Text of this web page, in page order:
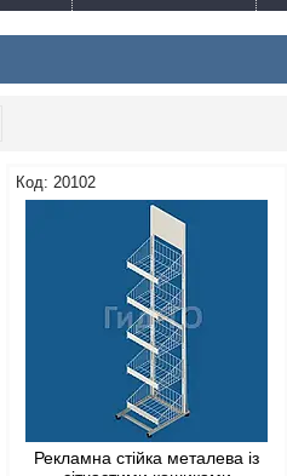
20102
Рекламна стійка металева із